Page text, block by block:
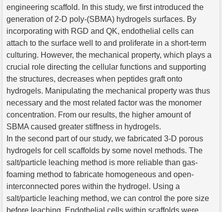
engineering scaffold. In this study, we first introduced the
generation of 2-D poly-(SBMA) hydrogels surfaces. By
incorporating with RGD and QK, endothelial cells can
attach to the surface well to and proliferate in a short-term
culturing. However, the mechanical property, which plays a
crucial role directing the cellular functions and supporting
the structures, decreases when peptides graft onto
hydrogels. Manipulating the mechanical property was thus
necessary and the most related factor was the monomer
concentration. From our results, the higher amount of
SBMA caused greater stiffness in hydrogels.
In the second part of our study, we fabricated 3-D porous
hydrogels for cell scaffolds by some novel methods. The
salt/particle leaching method is more reliable than gas-
foaming method to fabricate homogeneous and open-
interconnected pores within the hydrogel. Using a
salt/particle leaching method, we can control the pore size
before leaching. Endothelial cells within scaffolds were